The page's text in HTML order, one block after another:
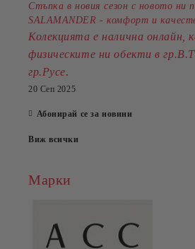
Стъпка в новия сезон с новото ни
SALAMANDER - комфорт и
Колекцията е налична онлайн,
физическите ни обекти в
гр.Русе.
20 Сеп 2025
Абонирай се за новини
Виж всички
Марки